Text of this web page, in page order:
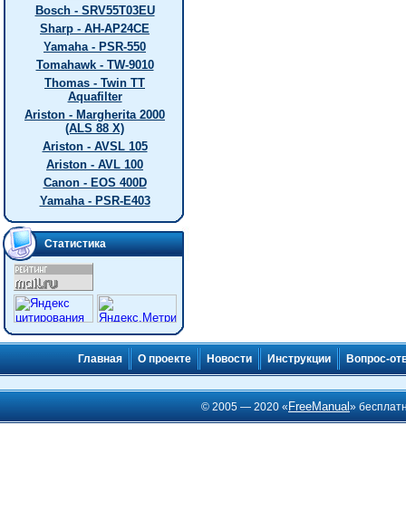
Bosch - SRV55T03EU
Sharp - AH-AP24CE
Yamaha - PSR-550
Tomahawk - TW-9010
Thomas - Twin TT
Aquafilter
Ariston - Margherita 2000
(ALS 88 X)
Ariston - AVSL 105
Ariston - AVL 100
Canon - EOS 400D
Yamaha - PSR-E403
Статистика
Главная О проекте Новости Инструкции Вопрос-
© 2005 — 2020 « FreeManual»